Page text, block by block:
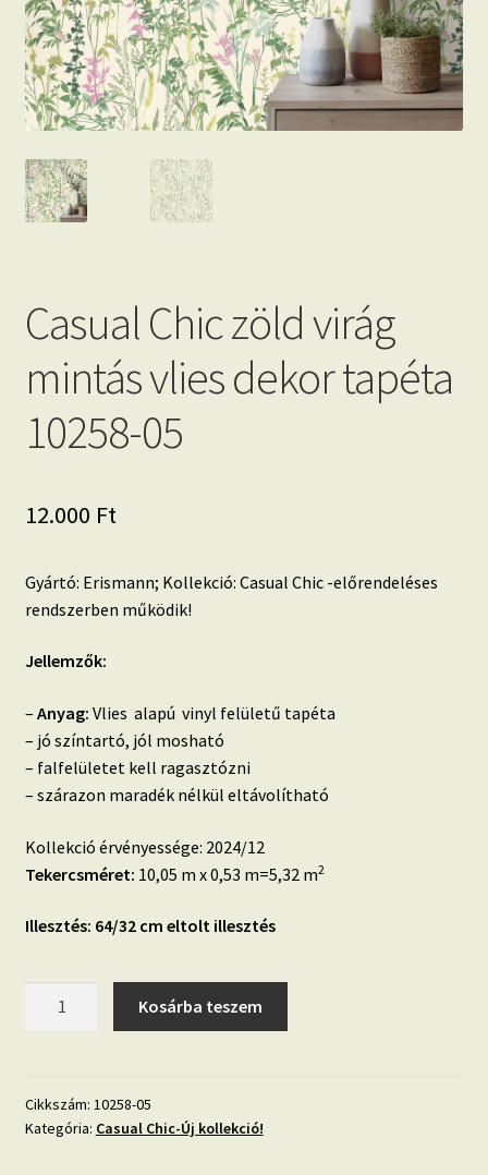
Casual Chic zöld virág
mintás vlies dekor tapéta
10258-05
12.000 Ft
Gyártó: Erismann; Kollekció: Casual Chic -előrendeléses
rendszerben működik!
Jellemzők:
– Anyag: Vlies alapú vinyl felületű tapéta
– jó színtartó, jól mosható
– falfelületet kell ragasztózni
– szárazon maradék nélkül eltávolítható
Kollekció érvényessége: 2024/12
Tekercsméret: 10,05 m x 0,53 m=5,32 m2
Illesztés: 64/32 cm eltolt illesztés
mintás
vlies
Kosárba teszem
Cikkszám: 10258-05
Kategória: Casual Chic-Új kollekció!